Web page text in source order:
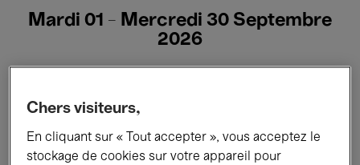
Mardi 01 - Mercredi 30 Septembre
2026
Tous les événements Concerts
Chers visiteurs,
En cliquant sur « Tout accepter », vous acceptez le
stockage de cookies sur votre appareil pour